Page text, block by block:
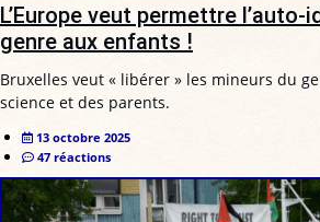
L’Europe veut permettre
genre aux enfants !
Bruxelles veut « libérer » les mineurs du
science et des parents.
13 octobre 2025
47 réactions